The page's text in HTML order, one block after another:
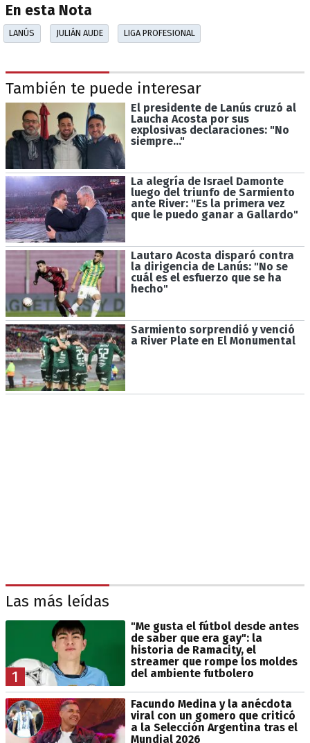
En esta Nota
LANÚS JULIÁN AUDE LIGA PROFESIONAL
También te puede interesar
El presidente de Lanús cruzó al
Laucha Acosta por sus
explosivas declaraciones: "No
siempre..."
La alegría de Israel Damonte
luego del triunfo de Sarmiento
ante River: "Es la primera vez
que le puedo ganar a Gallardo"
Lautaro Acosta disparó contra
la dirigencia de Lanús: "No se
cuál es el esfuerzo que se ha
hecho"
Sarmiento sorprendió y venció
a River Plate en El Monumental
Las más leídas
1
"Me gusta el fútbol desde antes
de saber que era gay": la
historia de Ramacity, el
streamer que rompe los moldes
del ambiente futbolero
Facundo Medina y la anécdota
viral con un gomero que criticó
a la Selección Argentina tras el
Mundial 2026